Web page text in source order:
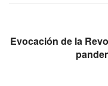
o
Evocación de la